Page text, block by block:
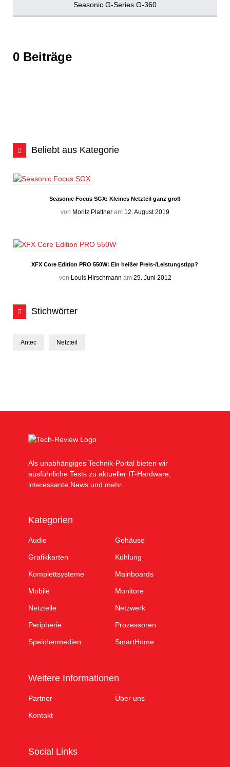
Seasonic G-Series G-360
0 Beiträge
Beliebt aus Kategorie
Seasonic Focus SGX: Kleines Netzteil ganz groß
von Moritz Plattner am 12. August 2019
XFX Core Edition PRO 550W: Ein heißer Preis-/Leistungstipp?
von Louis Hirschmann am 29. Juni 2012
Stichwörter
Antec Netzteil
Als unabhängiges Technik-Portal bieten wir
ausführliche Tests zu aktueller IT-Hardware,
interessante News und mehr.
Kategorien
Audio Gehäuse
Grafikkarten Kühlung
Komplettsysteme Mainboards
Mobile Monitore
Netzteile Netzwerk
Peripherie Prozessoren
Speichermedien SmartHome
Weitere Informationen
Partner Über uns
Kontakt
Social Links